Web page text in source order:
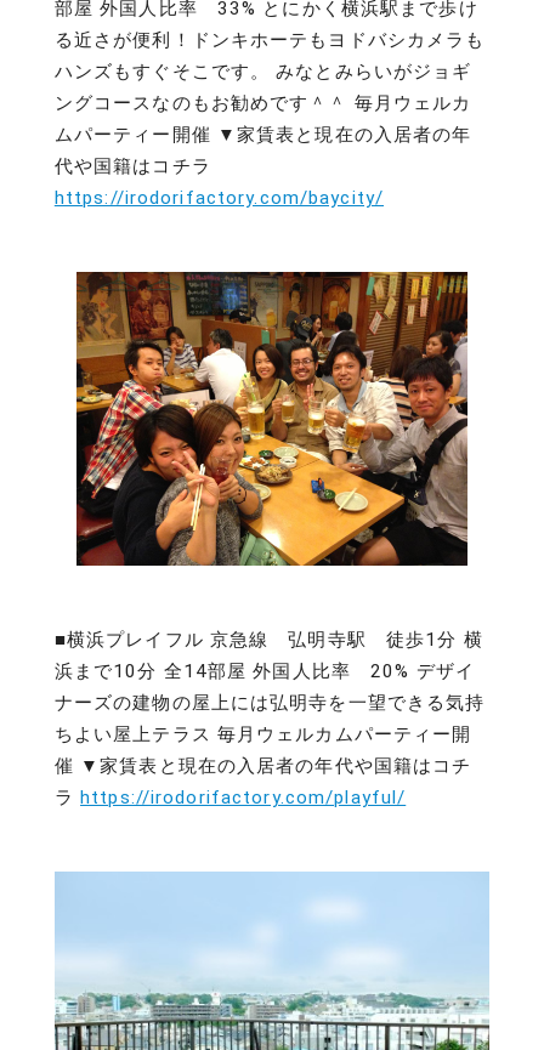
部屋 外国人比率 33% とにかく横浜駅まで歩け
る近さが便利！ドンキホーテもヨドバシカメラも
ハンズもすぐそこです。 みなとみらいがジョギ
ングコースなのもお勧めです＾＾ 毎月ウェルカ
ムパーティー開催 ▼家賃表と現在の入居者の年
代や国籍はコチラ
https://irodorifactory.com/baycity/
■横浜プレイフル 京急線 弘明寺駅 徒歩1分 横
浜まで10分 全14部屋 外国人比率 20% デザイ
ナーズの建物の屋上には弘明寺を一望できる気持
ちよい屋上テラス 毎月ウェルカムパーティー開
催 ▼家賃表と現在の入居者の年代や国籍はコチ
ラhttps://irodorifactory.com/playful/